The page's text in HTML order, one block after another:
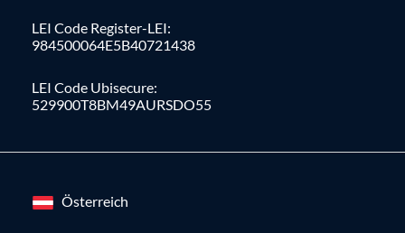
LEI Code Register-LEI:
984500064E5B40721438
LEI Code Ubisecure:
529900T8BM49AURSDO55
Österreich